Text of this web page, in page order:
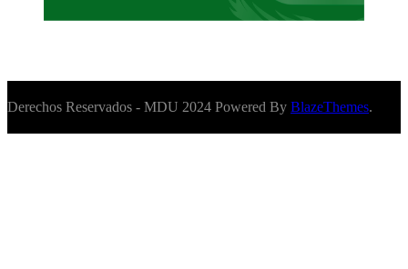
Derechos Reservados - MDU 2024 Powered By BlazeThemes.